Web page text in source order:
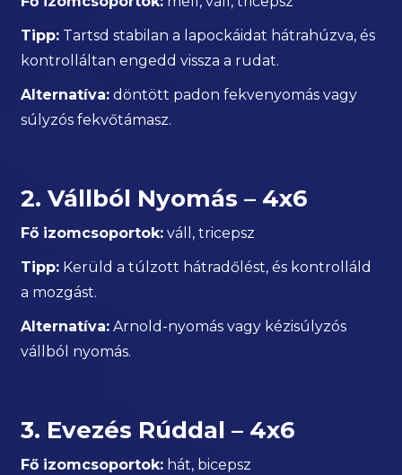
Tipp: Tartsd stabilan a lapockáidat hátrahúzva, és
kontrolláltan engedd vissza a rudat.
Alternatíva: döntött padon fekvenyomás vagy
súlyzós fekvőtámasz.
2. Vállból Nyomás – 4x6
Fő izomcsoportok: váll, tricepsz
Tipp: Kerüld a túlzott hátradőlést, és kontrolláld
a mozgást.
Alternatíva: Arnold-nyomás vagy kézisúlyzós
vállból nyomás.
3. Evezés Rúddal – 4x6
Fő izomcsoportok: hát, bicepsz